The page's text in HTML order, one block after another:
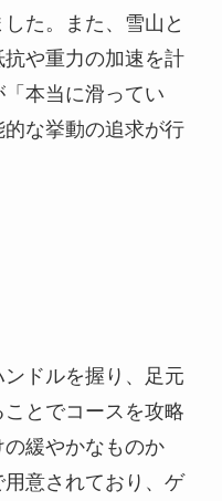
た。また、雪山と
や重力の加速を計
本当に滑ってい
な挙動の追求が行
ドルを握り、足元
とでコースを攻略
緩やかなものか
意されており、ゲ